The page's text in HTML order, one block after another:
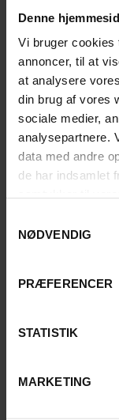
Denne
Vi bruger cookies
annoncer, til at
at analysere
din brug af vores
sociale medier,
analysepartnere.
data med andre
de har indsamlet
NØDVENDIG
PRÆFERENCER
STATISTIK
MARKETING
ALL